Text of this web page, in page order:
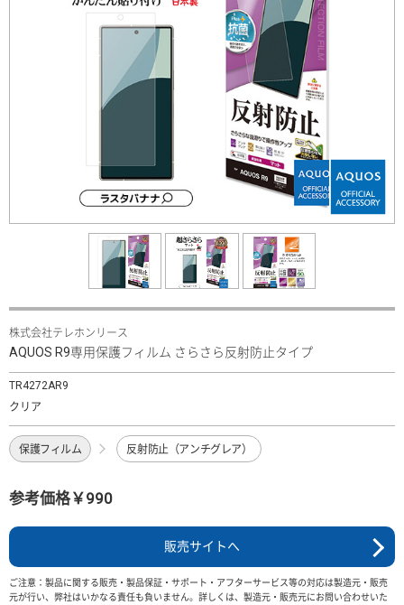
株式会社テレホンリース
AQUOS R9専用保護フィルム さらさら反射防止タイプ
TR4272AR9
クリア
保護フィルム 反射防止（アンチグレア）
参考価格￥990
販売サイトへ
ご注意：製品に関する販売・製品保証・サポート・アフターサービス等の対応は製造元・販売
元が行い、弊社はいかなる責任も負いません。詳しくは、製造元・販売元にお問い合わせいた